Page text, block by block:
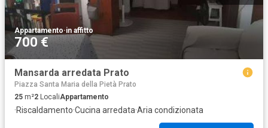
Appartamento·in affitto
700 €
Mansarda arredata Prato
Piazza Santa Maria della Pietà Prato
25 m²2 LocaliAppartamento
·Riscaldamento·Cucina arredata·Aria condizionata